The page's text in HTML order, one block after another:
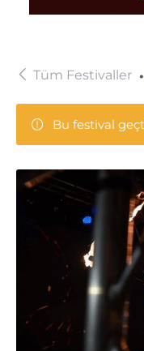
Tüm Festivaller
Bu festival